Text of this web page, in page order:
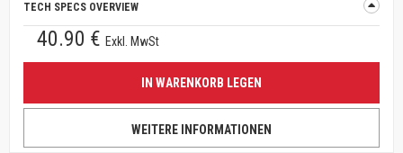
TECH SPECS OVERVIEW
40.90 € Exkl. MwSt
IN WARENKORB LEGEN
WEITERE INFORMATIONEN